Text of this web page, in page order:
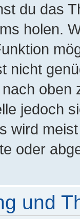
du das
holen.
nicht
oben
jedoch
wird
oder
und